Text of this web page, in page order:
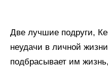
Две лучшие подруги,
неудачи в личной
подбрасывает им